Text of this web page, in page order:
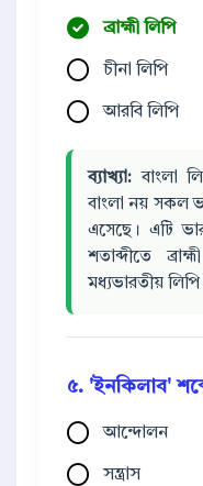
ব্রাহ্মী লিপি
চীনা লিপি
আরবি লিপি
ব্যাখ্যা: বাংলা
বাংলা নয় সকল
এসেছে। এটি
শতাব্দীতে
মধ্যভারতীয় লিপি
৫. 'ইনকিলাব'
আন্দোলন
সন্ত্রাস